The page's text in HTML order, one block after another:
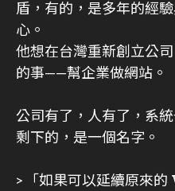
盾，有的，是多年的經
心。
他想在台灣重新創立公
的事——幫企業做網站。
公司有了，人有了，系
剩下的，是一個名字。
>「如果可以延續原來